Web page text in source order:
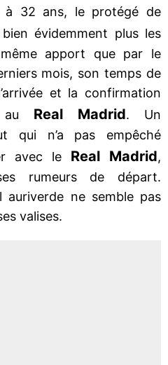
à 32 ans, le protégé de
bien évidemment plus les
apport que par le
mois, son temps de
et la confirmation
Real Madrid. Un
qui n’a pas empêché
avec le Real Madrid,
rumeurs de départ.
auriverde ne semble pas
valises.